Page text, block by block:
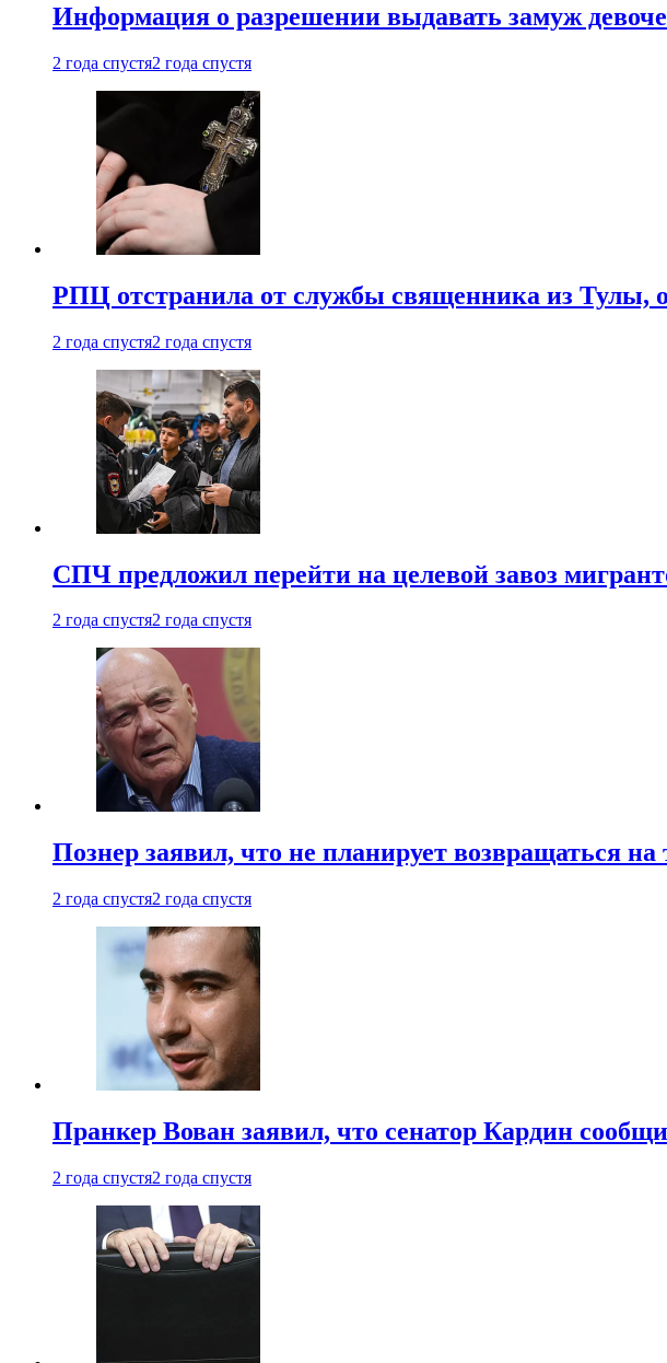
Информация о разрешении выдавать замуж
2 года спустя2 года спустя
РПЦ отстранила от службы священника из Тулы,
2 года спустя2 года спустя
СПЧ предложил перейти на целевой завоз
2 года спустя2 года спустя
Познер заявил, что не планирует возвращаться на
2 года спустя2 года спустя
Пранкер Вован заявил, что сенатор Кардин
2 года спустя2 года спустя